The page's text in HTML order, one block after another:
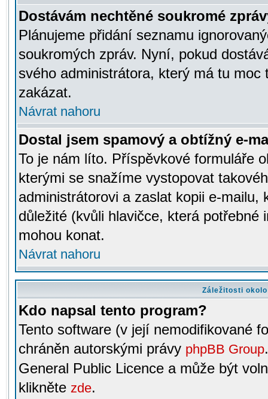
Dostávám nechtěné soukromé
Plánujeme přidání seznamu
soukromých zpráv. Nyní, pokud
svého administrátora, který má tu
zakázat.
Návrat nahoru
Dostal jsem spamový a obtížný e-
To je nám líto. Příspěvkové formuláře
kterými se snažíme vystopovat
administrátorovi a zaslat kopii e-mailu,
důležité (kvůli hlavičce, která potřebné
mohou konat.
Návrat nahoru
Záležitosti
Kdo napsal tento program?
Tento software (v její nemodifikované
chráněn autorskými právy phpBB Group
General Public Licence a může být
klikněte zde.